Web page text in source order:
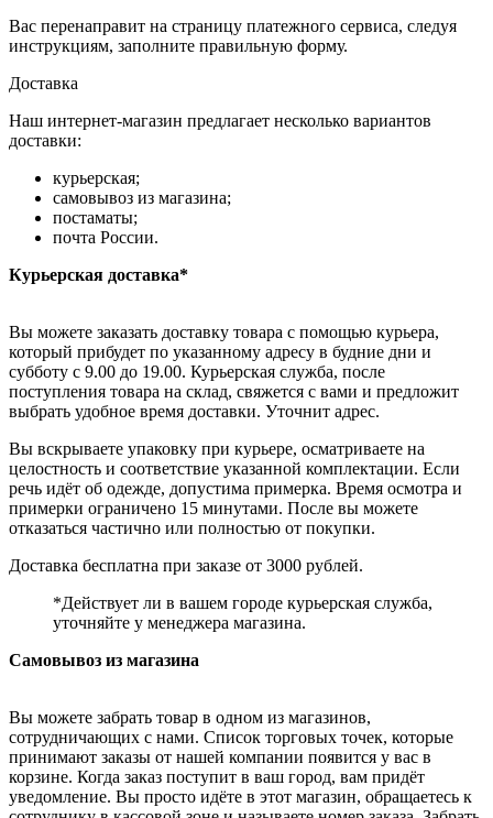
Вас перенаправит на страницу платежного сервиса, следуя
инструкциям, заполните правильную форму.
Доставка
Наш интернет-магазин предлагает несколько вариантов
доставки:
курьерская;
самовывоз из магазина;
постаматы;
почта России.
Курьерская доставка*
Вы можете заказать доставку товара с помощью курьера,
который прибудет по указанному адресу в будние дни и
субботу с 9.00 до 19.00. Курьерская служба, после
поступления товара на склад, свяжется с вами и предложит
выбрать удобное время доставки. Уточнит адрес.
Вы вскрываете упаковку при курьере, осматриваете на
целостность и соответствие указанной комплектации. Если
речь идёт об одежде, допустима примерка. Время осмотра и
примерки ограничено 15 минутами. После вы можете
отказаться частично или полностью от покупки.
Доставка бесплатна при заказе от 3000 рублей.
*Действует ли в вашем городе курьерская служба,
уточняйте у менеджера магазина.
Самовывоз из магазина
Вы можете забрать товар в одном из магазинов,
сотрудничающих с нами. Список торговых точек, которые
принимают заказы от нашей компании появится у вас в
корзине. Когда заказ поступит в ваш город, вам придёт
уведомление. Вы просто идёте в этот магазин, обращаетесь к